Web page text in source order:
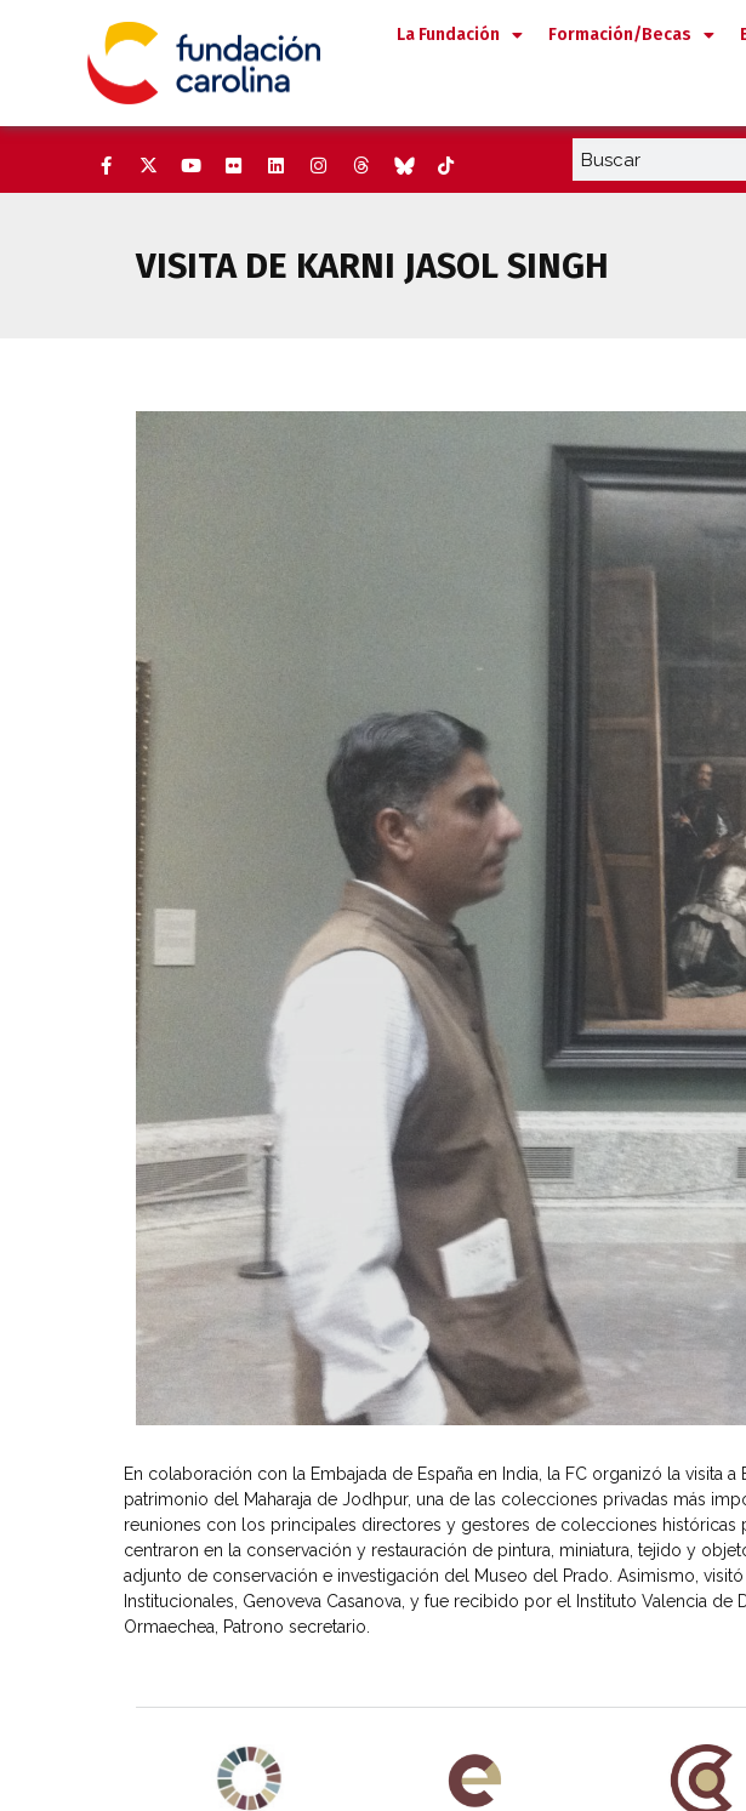
La Fundación Formación/Becas
VISITA DE KARNI JASOL SINGH
En colaboración con la Embajada de España en India, la FC organizó la visita
patrimonio del Maharaja de Jodhpur, una de las colecciones privadas más
reuniones con los principales directores y gestores de colecciones históricas
centraron en la conservación y restauración de pintura, miniatura, tejido y
adjunto de conservación e investigación del Museo del Prado. Asimismo,
Institucionales, Genoveva Casanova, y fue recibido por el Instituto Valencia
Ormaechea, Patrono secretario.